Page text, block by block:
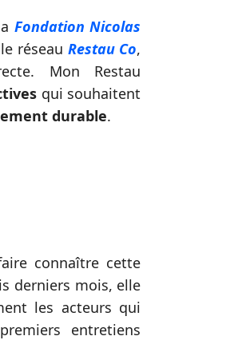
Fondation Nicolas
réseau Restau Co,
Mon Restau
qui souhaitent
durable.
connaître cette
derniers mois, elle
les acteurs qui
entretiens